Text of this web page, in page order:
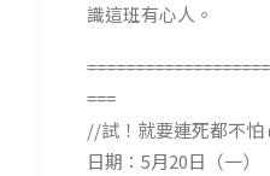
識這班有心人。
===
//試！就要連死都不
日期：5月20日（一）